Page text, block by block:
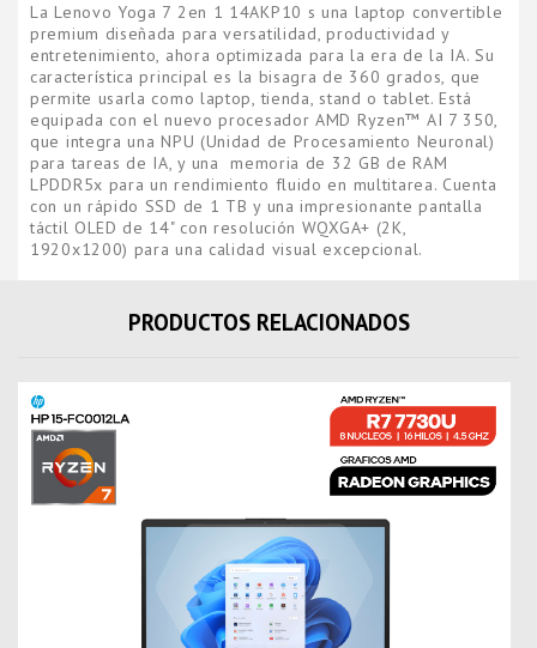
La Lenovo Yoga 7 2en 1 14AKP10 s una laptop convertible
premium diseñada para versatilidad, productividad y
entretenimiento, ahora optimizada para la era de la IA. Su
característica principal es la bisagra de 360 grados, que
permite usarla como laptop, tienda, stand o tablet. Está
equipada con el nuevo procesador AMD Ryzen™ AI 7 350,
que integra una NPU (Unidad de Procesamiento Neuronal)
para tareas de IA, y una memoria de 32 GB de RAM
LPDDR5x para un rendimiento fluido en multitarea. Cuenta
con un rápido SSD de 1 TB y una impresionante pantalla
táctil OLED de 14" con resolución WQXGA+ (2K,
1920x1200) para una calidad visual excepcional.
PRODUCTOS RELACIONADOS